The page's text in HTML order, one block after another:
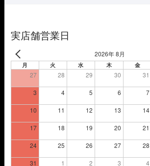
実店舗営業日
2026年 8月
月 火 水 木 金
27 28 29 30 31
3 4 5 6 7
10 11 12 13 14
17 18 19 20 21
24 25 26 27 28
31 1 2 3 4